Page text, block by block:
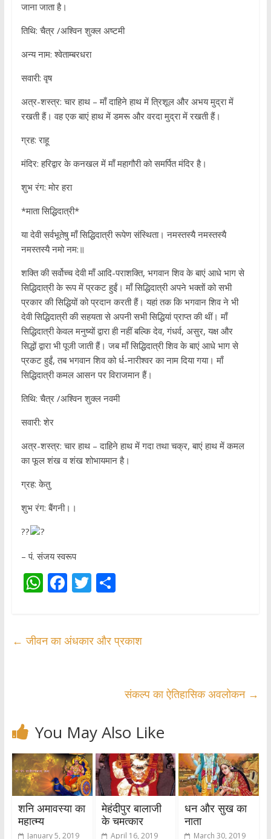
जाना जाता है।
तिथि: चैत्र /अश्विन शुक्ल अष्टमी
अन्य नाम: श्वेताम्बरधरा
सवारी: वृष
अत्र-शस्त्र: चार हाथ – माँ दाहिने हाथ में त्रिशूल और अभय मुद्रा में
रखती हैं। वह एक बाएं हाथ में डमरू और वरदा मुद्रा में रखती हैं।
ग्रह: राहू
मंदिर: हरिद्वार के कनखल में माँ महागौरी को समर्पित मंदिर है।
शुभ रंग: मोर हरा
*माता सिद्धिदात्री*
या देवी सर्वभूतेषु माँ सिद्धिदात्री रूपेण संस्थिता। नमस्तस्यै नमस्तस्यै
नमस्तस्यै नमो नम:॥
शक्ति की सर्वोच्च देवी माँ आदि-पराशक्ति, भगवान शिव के बाएं आधे भाग से
सिद्धिदात्री के रूप में प्रकट हुईं। माँ सिद्धिदात्री अपने भक्तों को सभी
प्रकार की सिद्धियों को प्रदान करती हैं। यहां तक कि भगवान शिव ने भी
देवी सिद्धिदात्री की सहयता से अपनी सभी सिद्धियां प्राप्त की थीं। माँ
सिद्धिदात्री केवल मनुष्यों द्वारा ही नहीं बल्कि देव, गंधर्व, असुर, यक्ष और
सिद्धों द्वारा भी पूजी जाती हैं। जब माँ सिद्धिदात्री शिव के बाएं आधे भाग से
प्रकट हुईं, तब भगवान शिव को र्ध-नारीश्वर का नाम दिया गया। माँ
सिद्धिदात्री कमल आसन पर विराजमान हैं।
तिथि: चैत्र /अश्विन शुक्ल नवमी
सवारी: शेर
अत्र-शस्त्र: चार हाथ – दाहिने हाथ में गदा तथा चक्र, बाएं हाथ में कमल
का फूल शंख व शंख शोभायमान है।
ग्रह: केतु
शुभ रंग: बैंगनी।।
??
?
– पं. संजय स्वरूप
W
s
F
b
T
er
S
e
← जीवन का अंधकार और प्रकाश
संकल्प का ऐतिहासिक अवलोकन →
You May Also Like
शनि अमावस्या का
महात्म्य
January 5, 2019
मेहंदीपुर बालाजी
के चमत्कार
April 16, 2019
धन और सुख का
नाता
March 30, 2019